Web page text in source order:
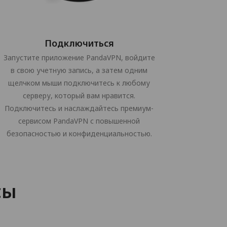
Подключиться
Запустите приложение PandaVPN, войдите
в свою учетную запись, а затем одним
щелчком мыши подключитесь к любому
серверу, который вам нравится.
Подключитесь и наслаждайтесь премиум-
сервисом PandaVPN с повышенной
безопасностью и конфиденциальностью.